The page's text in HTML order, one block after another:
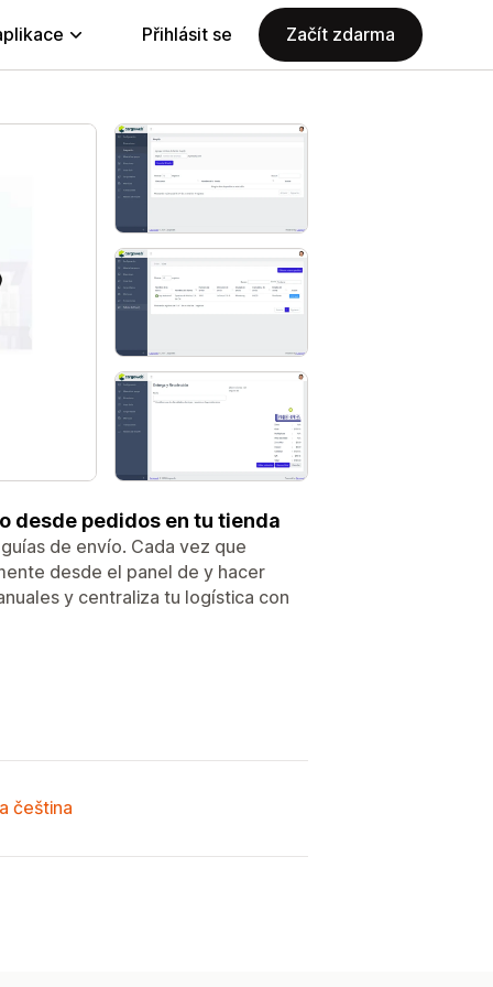
Přihlásit se Začít zdarma
desde pedidos en tu tienda
de envío. Cada vez que
desde el panel de y hacer
y centraliza tu logística con
čeština